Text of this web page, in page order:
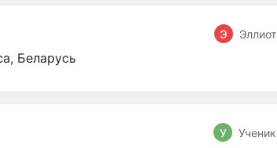
Э Эллиот
Беларусь
У Ученик